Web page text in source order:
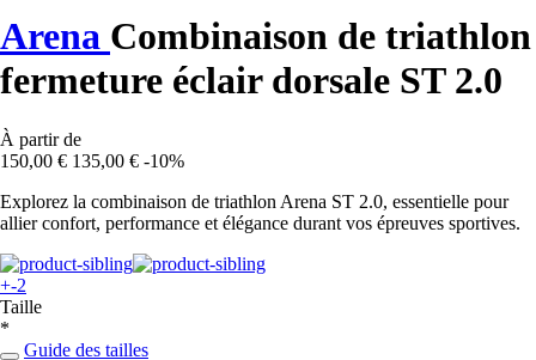
Arena Combinaison de triathlon
fermeture éclair dorsale ST 2.0
À partir de
150,00 € 135,00 € -10%
Explorez la combinaison de triathlon Arena ST 2.0, essentielle pour
allier confort, performance et élégance durant vos épreuves sportives.
+-2
Taille
*
Guide des tailles